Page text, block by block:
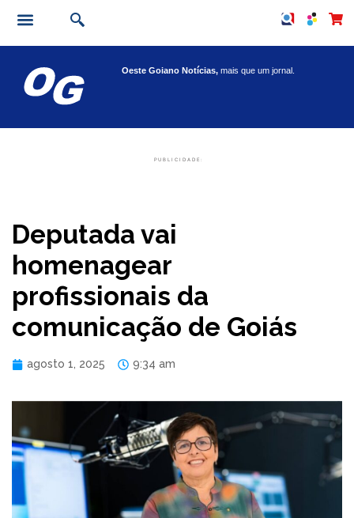
Oeste Goiano Notícias,mais que um jornal.
PUBLICIDADE:
Deputada vai
homenagear
profissionais da
comunicação de Goiás
agosto 1, 2025 9:34 am